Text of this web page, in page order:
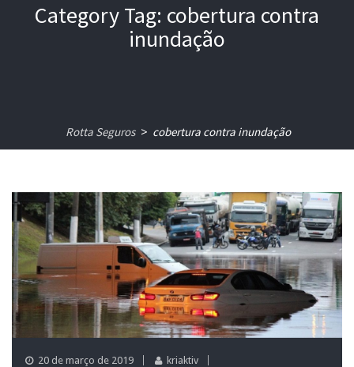
Category Tag: cobertura contra
inundação
Rotta Seguros > cobertura contra inundação
20 de março de 2019
kriaktiv